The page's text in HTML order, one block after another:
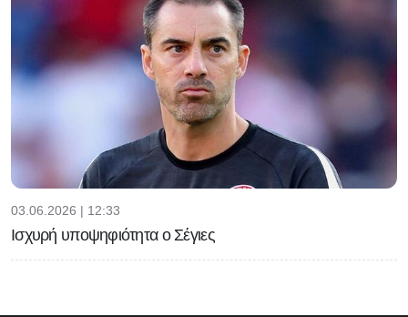
03.06.2026 | 12:33
Ισχυρή υποψηφιότητα ο Σέγιες